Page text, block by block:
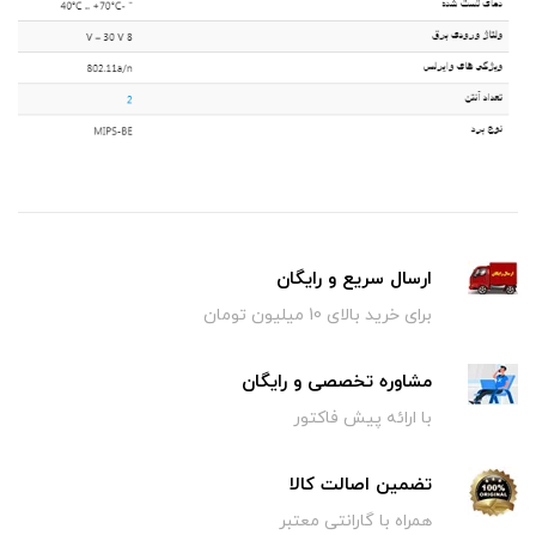
ارسال سریع و رایگان
برای خرید بالای 10 میلیون تومان
مشاوره تخصصی و رایگان
با ارائه پیش فاکتور
تضمین اصالت کالا
همراه با گارانتی معتبر